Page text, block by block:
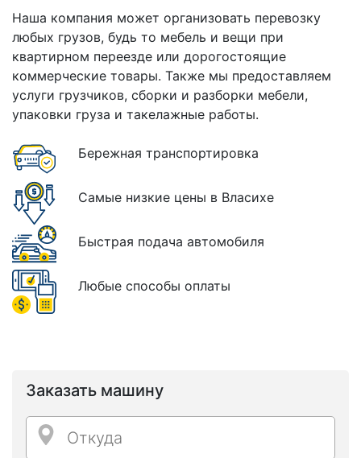
Наша компания может организовать перевозку
любых грузов, будь то мебель и вещи при
квартирном переезде или дорогостоящие
коммерческие товары. Также мы предоставляем
услуги грузчиков, сборки и разборки мебели,
упаковки груза и такелажные работы.
Бережная транспортировка
Самые низкие цены в Власихе
Быстрая подача автомобиля
Любые способы оплаты
Заказать машину